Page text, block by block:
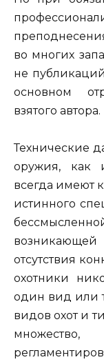
во многих
не
основном
взятого автора.
Технические
оружия, как
всегда имеют
истинного
отсутствия
охотники
один вид или
видов охот и